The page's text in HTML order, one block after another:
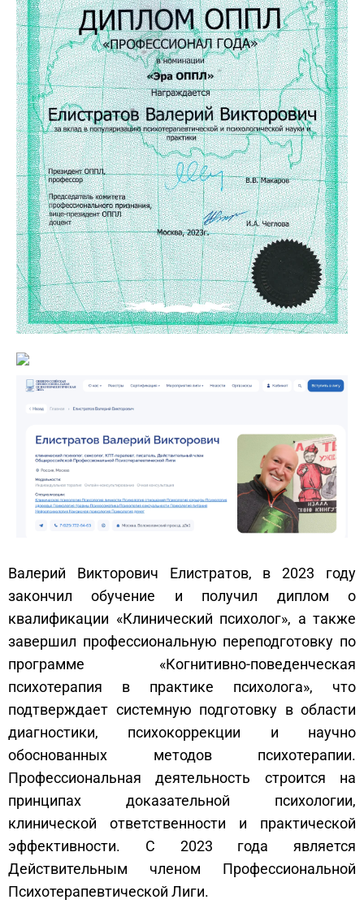
Валерий Викторович Елистратов, в 2023 году
закончил обучение и получил диплом о
квалификации «Клинический психолог», а также
завершил профессиональную переподготовку по
программе «Когнитивно-поведенческая
психотерапия в практике психолога», что
подтверждает системную подготовку в области
диагностики, психокоррекции и научно
обоснованных методов психотерапии.
Профессиональная деятельность строится на
принципах доказательной психологии,
клинической ответственности и практической
эффективности. С 2023 года является
Действительным членом Профессиональной
Психотерапевтической Лиги.